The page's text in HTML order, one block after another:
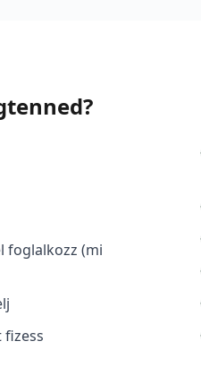
foglalkozz (mi